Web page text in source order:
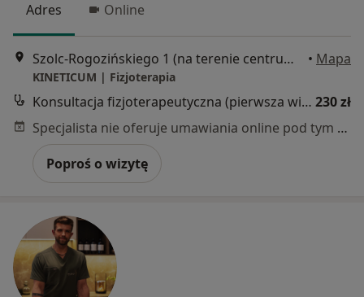
Adres Online
Szolc-Rogozińskiego 1 (na terenie centrum treningowego Body Support), Warszawa • Mapa
KINETICUM | Fizjoterapia
Konsultacja fizjoterapeutyczna (pierwsza wizyta) 230 zł
Specjalista nie oferuje umawiania online pod tym adresem.
Poproś o wizytę